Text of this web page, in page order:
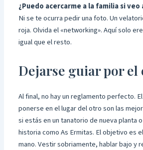
¿Puedo acercarme a la familia si
Ni se te ocurra pedir una foto. Un
roja. Olvida el «networking». Aquí solo
igual que el resto.
Dejarse guiar por el
Al final, no hay un reglamento perfecto.
ponerse en el lugar del otro son las
si estás en un tanatorio de nueva planta
historia como As Ermitas. El objetivo es
mano. Vestir sobriamente, hablar bajo y